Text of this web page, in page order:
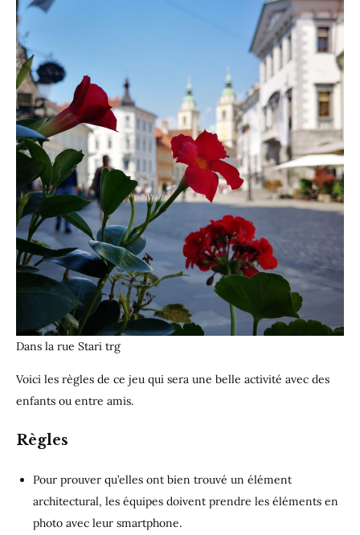
Dans la rue Stari trg
Voici les règles de ce jeu qui sera une belle activité avec des
enfants ou entre amis.
Règles
Pour prouver qu’elles ont bien trouvé un élément
architectural, les équipes doivent prendre les éléments en
photo avec leur smartphone.